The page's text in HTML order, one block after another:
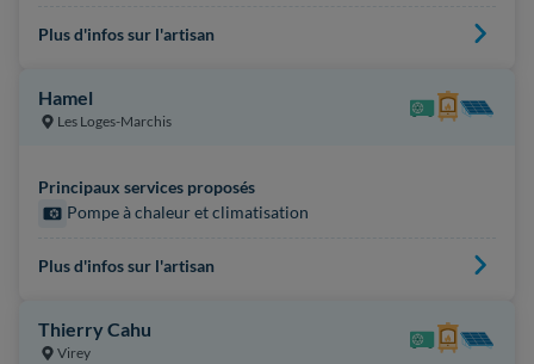
Plus d'infos sur l'artisan
Hamel
Les Loges-Marchis
Principaux services proposés
Pompe à chaleur et climatisation
Plus d'infos sur l'artisan
Thierry Cahu
Virey